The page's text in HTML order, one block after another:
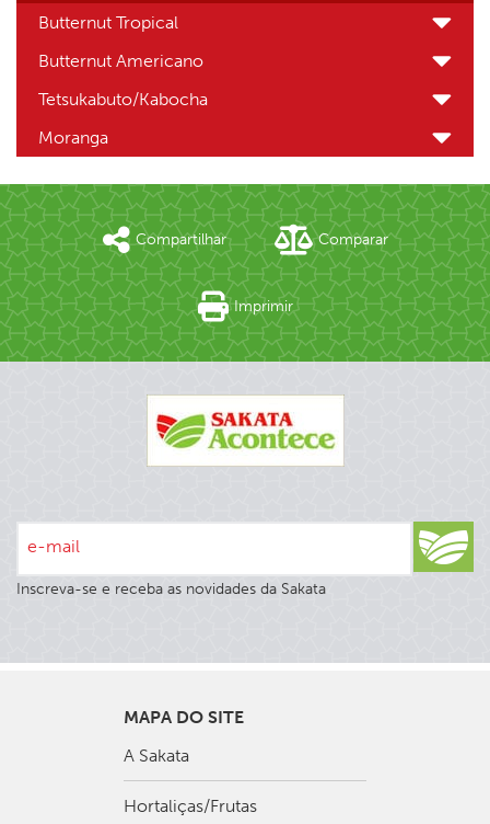
Butternut Tropical
Butternut Americano
Tetsukabuto/Kabocha
Moranga
Compartilhar Comparar
Imprimir
e-mail
Inscreva-se e receba as novidades da Sakata
MAPA DO SITE
A Sakata
Hortaliças/Frutas